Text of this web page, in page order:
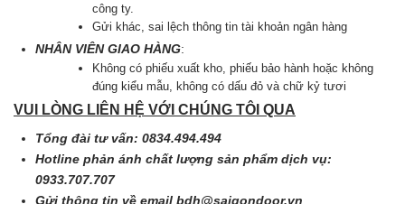
công ty.
Gửi khác, sai lệch thông tin tài khoản ngân hàng
NHÂN VIÊN GIAO HÀNG:
Không có phiếu xuất kho, phiếu bảo hành hoặc không
đúng kiểu mẫu, không có dấu đỏ và chữ kỷ tươi
VUI LÒNG LIÊN HỆ VỚI CHÚNG TÔI QUA
Tổng đài tư vấn: 0834.494.494
Hotline phản ánh chất lượng sản phẩm dịch vụ:
0933.707.707
Gửi thông tin về emailbdh@saigondoor.vn